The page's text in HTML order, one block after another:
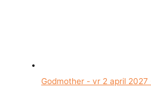
Godmother - vr 2 april 2027